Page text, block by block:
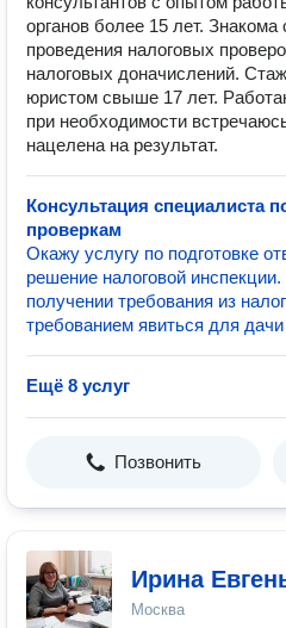
органов более 15 лет.
проведения налоговых
налоговых доначислений.
юристом свыше 17 лет.
при необходимости
нацелена на результат.
Консультация специалиста
проверкам
Окажу услугу по подготовке
решение налоговой
получении требования из
требованием явиться для
Ещё 8 услуг
Позвонить
Ирина
Москва